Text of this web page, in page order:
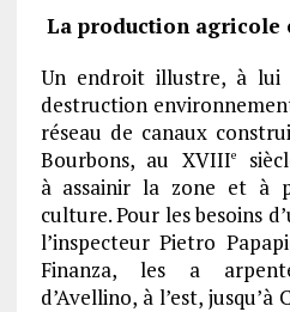
La production agricole
Un endroit illustre, à lui
destruction
réseau de canaux
Bourbons, au XVIIIe
à assainir la zone et à
culture. Pour les besoins
l’inspecteur Pietro
Finanza, les a
d’Avellino, à l’est,